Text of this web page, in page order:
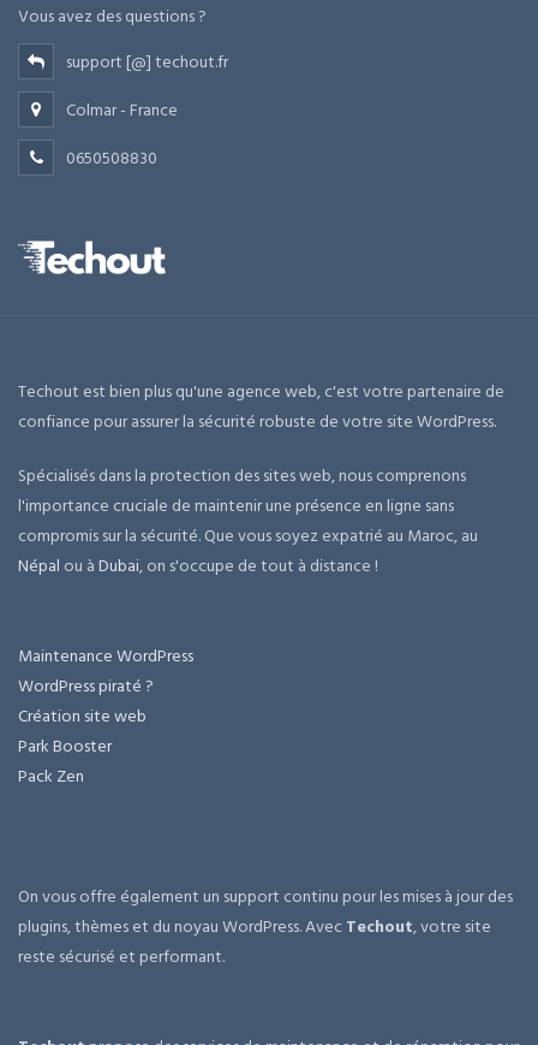
Vous avez des questions ?
support [@] techout.fr
Colmar - France
0650508830
Techout est bien plus qu'une agence web, c'est votre partenaire de
confiance pour assurer la sécurité robuste de votre site WordPress.
Spécialisés dans la protection des sites web, nous comprenons
l'importance cruciale de maintenir une présence en ligne sans
compromis sur la sécurité. Que vous soyez expatrié au Maroc, au
Népal ou àDubai, on s'occupe de tout à distance !
Maintenance WordPress
WordPress piraté ?
Création site web
Park Booster
Pack Zen
On vous offre également un support continu pour les mises à jour des
plugins, thèmes et du noyau WordPress. AvecTechout, votre site
reste sécurisé et performant.